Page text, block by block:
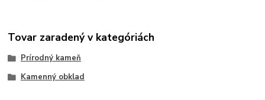
Tovar zaradený v kategóriách
Prírodný kameň
Kamenný obklad